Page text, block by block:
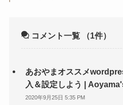
コメント一覧 （1件）
あおやまオススメ
入＆設定しよう |
2020年9月25日 5:35 PM